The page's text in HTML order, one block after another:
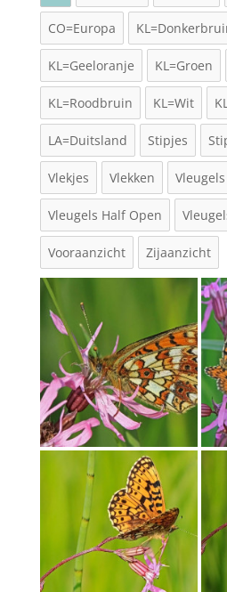
CO=Europa
KL=Geeloranje KL=Groen
KL=Roodbruin KL=Wit
LA=Duitsland Stipjes
Vlekjes Vlekken
Vleugels Half Open
Vooraanzicht Zijaanzicht